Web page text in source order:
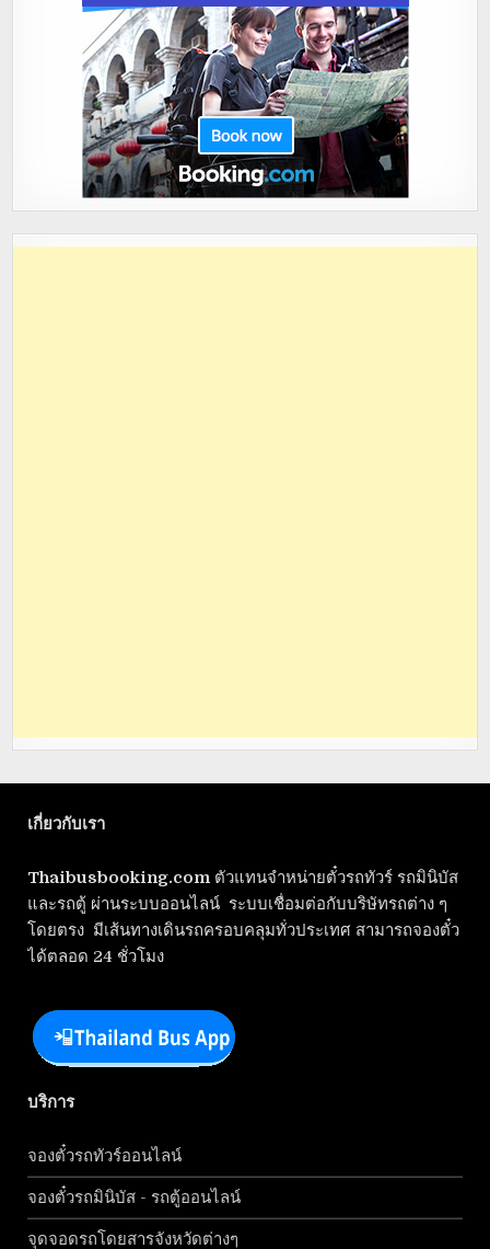
เกี่ยวกับเรา
Thaibusbooking.com ตัวแทนจำหน่ายตั๋วรถทัวร์ รถมินิบัส
และรถตู้ ผ่านระบบออนไลน์ ระบบเชื่อมต่อกับบริษัทรถต่าง ๆ
โดยตรง มีเส้นทางเดินรถครอบคลุมทั่วประเทศ สามารถจองตั๋ว
ได้ตลอด 24 ชั่วโมง
บริการ
จองตั๋วรถทัวร์ออนไลน์
จองตั๋วรถมินิบัส - รถตู้ออนไลน์
จุดจอดรถโดยสารจังหวัดต่างๆ